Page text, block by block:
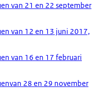
van 21 en 22 september
van 12 en 13 juni 2017,
van 16 en 17 februari
28 en 29 november